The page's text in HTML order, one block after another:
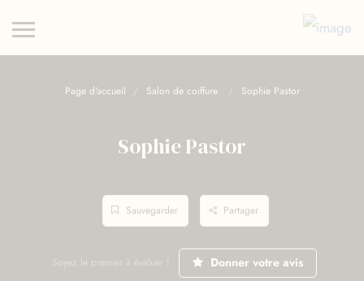
Page d'accueil Salon de coiffure Sophie Pastor
Sophie Pastor
Sauvegarder Partager
Soyez le premier à évaluer ! Donner votre avis